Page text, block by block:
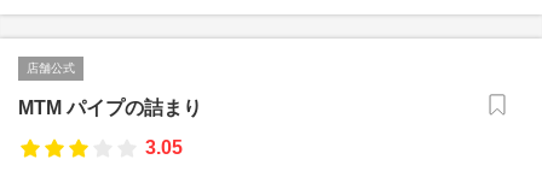
店舗公式
MTM パイプの詰まり
3.05